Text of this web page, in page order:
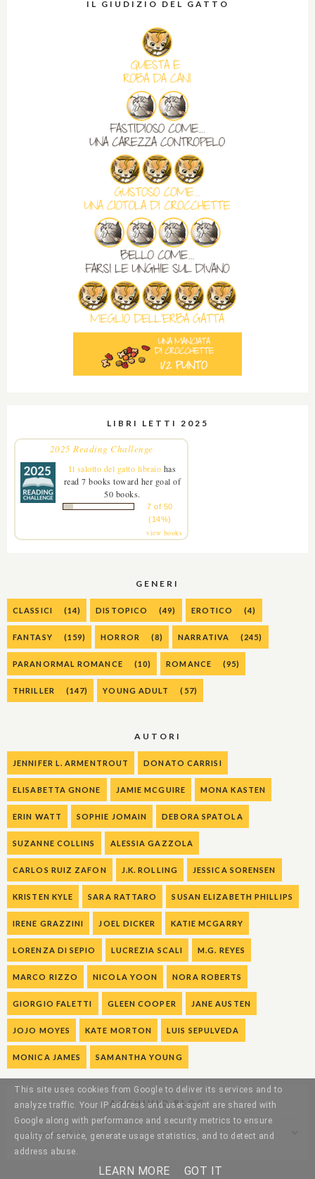
IL GIUDIZIO DEL GATTO
LIBRI LETTI 2025
2025 Reading Challenge
Il salotto del gatto libraio has
read 7 books toward her goal of
50 books.
7 of 50
(14%)
view books
GENERI
CLASSICI (14) DISTOPICO (49) EROTICO (4)
FANTASY (159) HORROR (8) NARRATIVA (245)
PARANORMAL ROMANCE (10) ROMANCE (95)
THRILLER (147) YOUNG ADULT (57)
AUTORI
JENNIFER L. ARMENTROUT DONATO CARRISI
ELISABETTA GNONE JAMIE MCGUIRE MONA KASTEN
ERIN WATT SOPHIE JOMAIN DEBORA SPATOLA
SUZANNE COLLINS ALESSIA GAZZOLA
CARLOS RUIZ ZAFON J.K. ROLLING JESSICA SORENSEN
KRISTEN KYLE SARA RATTARO SUSAN ELIZABETH PHILLIPS
IRENE GRAZZINI JOEL DICKER KATIE MCGARRY
LORENZA DI SEPIO LUCREZIA SCALI M.G. REYES
MARCO RIZZO NICOLA YOON NORA ROBERTS
GIORGIO FALETTI GLEEN COOPER JANE AUSTEN
JOJO MOYES KATE MORTON LUIS SEPULVEDA
MONICA JAMES SAMANTHA YOUNG
ARCHIVIO BLOG
This site uses cookies from Google to deliver its services and to
analyze traffic. Your IP address and user-agent are shared with
Google along with performance and security metrics to ensure
quality of service, generate usage statistics, and to detect and
address abuse.
LEARN MORE GOT IT